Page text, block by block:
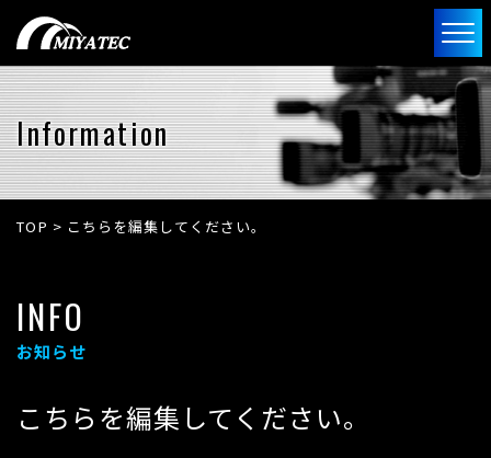
Information
TOP > こちらを編集してください。
INFO
お知らせ
こちらを編集してください。